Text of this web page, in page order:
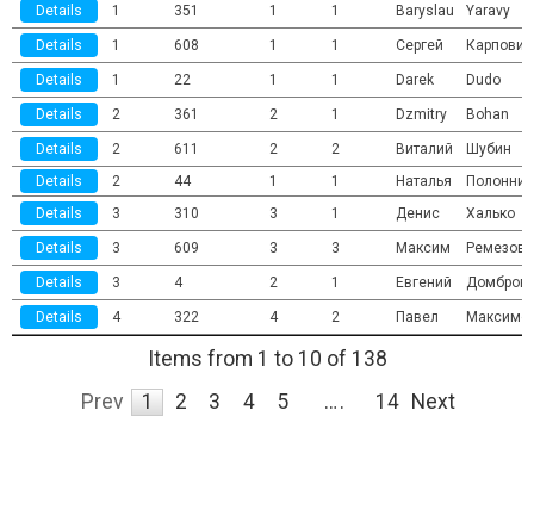
Details 1 351 1 1 Baryslau Yaravy
Details 1 608 1 1 Сергей Карпович
Details 1 22 1 1 Darek Dudo
Details 2 361 2 1 Dzmitry Bohan
Details 2 611 2 2 Виталий
Шубин
Details
2 44 1 1 Наталья
Details
3 310 3 1 Денис Халько
Details 3 609 3 3 Максим Ремезов
Details 3 4 2 1 Евгений
Details 4 322 4 2 Павел
Items from 1 to 10 of 138
Prev
1 2 3 4 5 … 14 Next